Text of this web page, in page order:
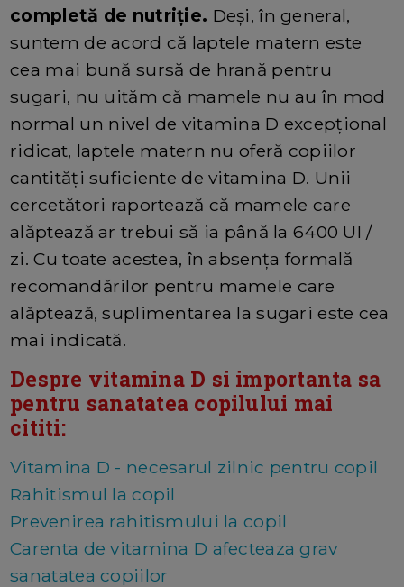
completă de nutriție. Deși, în general,
suntem de acord că laptele matern este
cea mai bună sursă de hrană pentru
sugari, nu uităm că mamele nu au în mod
normal un nivel de vitamina D excepțional
ridicat, laptele matern nu oferă copiilor
cantități suficiente de vitamina D. Unii
cercetători raportează că mamele care
alăptează ar trebui să ia până la 6400 UI /
zi. Cu toate acestea, în absența formală
recomandărilor pentru mamele care
alăptează, suplimentarea la sugari este cea
mai indicată.
Despre vitamina D si importanta sa
pentru sanatatea copilului mai
cititi:
Vitamina D - necesarul zilnic pentru copil
Rahitismul la copil
Prevenirea rahitismului la copil
Carenta de vitamina D afecteaza grav
sanatatea copiilor